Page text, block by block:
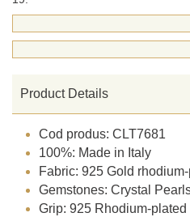
Product Details
Cod produs: CLT7681
100%: Made in Italy
Fabric: 925 Gold
Gemstones: Crystal
Grip: 925 Rhodium-plated